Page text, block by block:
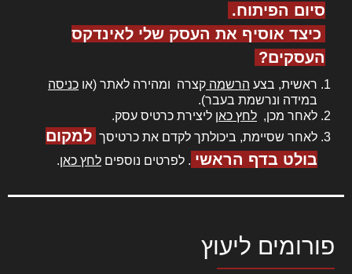
סיום הפיתוח.
כיצד אוסיף את העסק שלי לאינדקס
העסקים?
ראשית, בצע הרשמה קצרה ומהירה לאתר (או כניסה
במידה ונרשמת בעבר).
לאחר מכן, לחץ כאן ליצירת כרטיס עסק.
לאחר שסיימת, ביכולתך לקדם את כרטיסך למקום
בולט בדף הראשי . לפרטים נוספים לחץ כאן.
פורומים ליעוץ